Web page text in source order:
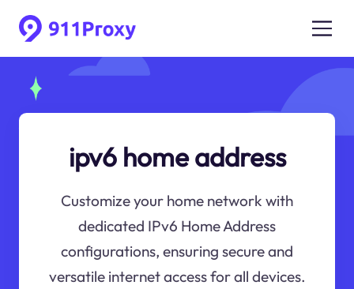
ipv6 home address
Customize your home network with
dedicated IPv6 Home Address
configurations, ensuring secure and
versatile internet access for all devices.